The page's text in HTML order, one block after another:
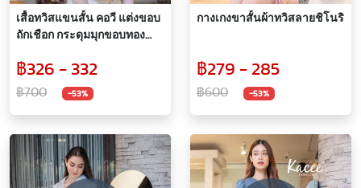
เสื้อทวิสแขนสั้น คอวี แต่งขอบ
ถักเชือก กระดุมมุกขอบทอง
฿326 - 332
฿700 -53%
กางเกงขาสั้นผ้าทวิสลายชิโนริ
฿279 - 285
฿600 -53%